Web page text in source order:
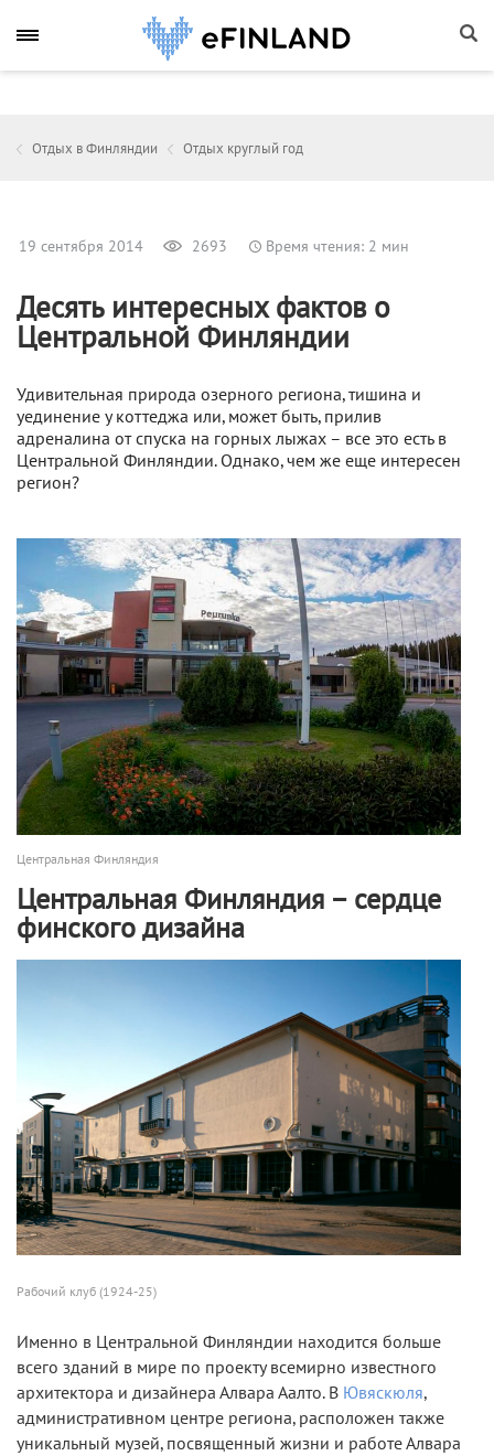
Отдых в Финляндии Отдых круглый год
19 сентября 2014 2693 Время чтения: 2 мин
Десять интересных фактов о
Центральной Финляндии
Удивительная природа озерного региона, тишина и
уединение у коттеджа или, может быть, прилив
адреналина от спуска на горных лыжах – все это есть в
Центральной Финляндии. Однако, чем же еще интересен
регион?
Центральная Финляндия
Центральная Финляндия – сердце
финского дизайна
Рабочий клуб (1924-25)
Именно в Центральной Финляндии находится больше
всего зданий в мире по проекту всемирно известного
архитектора и дизайнера Алвара Аалто. В Ювяскюля,
административном центре региона, расположен также
уникальный музей, посвященный жизни и работе Алвара